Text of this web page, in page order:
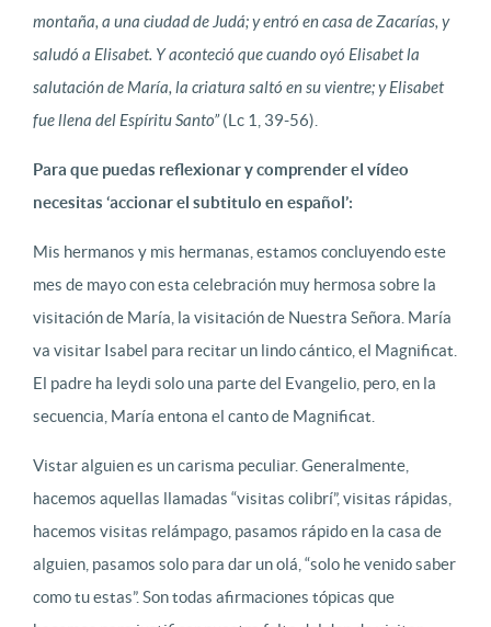
montaña, a una ciudad de Judá; y entró en casa de Zacarías, y
saludó a Elisabet. Y aconteció que cuando oyó Elisabet la
salutación de María, la criatura saltó en su vientre; y Elisabet
fue llena del Espíritu Santo”(Lc 1, 39-56).
Para que puedas reflexionar y comprender el vídeo
necesitas ‘accionar el subtitulo en español’:
Mis hermanos y mis hermanas, estamos concluyendo este
mes de mayo con esta celebración muy hermosa sobre la
visitación de María, la visitación de Nuestra Señora. María
va visitar Isabel para recitar un lindo cántico, el Magnificat.
El padre ha leydi solo una parte del Evangelio, pero, en la
secuencia, María entona el canto de Magnificat.
Vistar alguien es un carisma peculiar. Generalmente,
hacemos aquellas llamadas “visitas colibrí”, visitas rápidas,
hacemos visitas relámpago, pasamos rápido en la casa de
alguien, pasamos solo para dar un olá, “solo he venido saber
como tu estas”. Son todas afirmaciones tópicas que